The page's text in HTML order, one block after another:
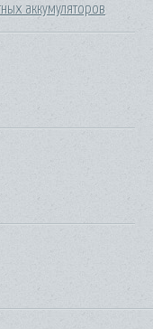
аккумуляторов